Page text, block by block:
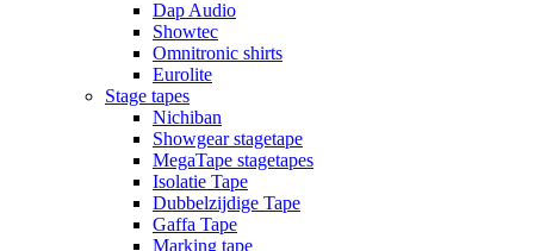
Dap Audio
Showtec
Omnitronic shirts
Eurolite
Stage tapes
Nichiban
Showgear stagetape
MegaTape stagetapes
Isolatie Tape
Dubbelzijdige Tape
Gaffa Tape
Marking tape